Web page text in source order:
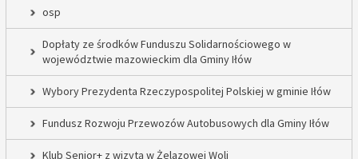
osp
Dopłaty ze środków Funduszu Solidarnościowego w
województwie mazowieckim dla Gminy Iłów
Wybory Prezydenta Rzeczypospolitej Polskiej w gminie Iłów
Fundusz Rozwoju Przewozów Autobusowych dla Gminy Iłów
Klub Senior+ z wizytą w Żelazowej Woli